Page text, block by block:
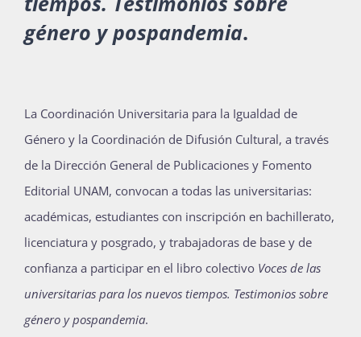
Súmate
Bienvenida generación 2027-1
género y pospandemia.
La Coordinación Universitaria para la Igualdad de
Género y la Coordinación de Difusión Cultural, a través
de la Dirección General de Publicaciones y Fomento
Editorial UNAM, convocan a todas las universitarias:
académicas, estudiantes con inscripción en bachillerato,
licenciatura y posgrado, y trabajadoras de base y de
confianza a participar en el libro colectivo Voces de las
universitarias para los nuevos tiempos. Testimonios sobre
género y pospandemia.